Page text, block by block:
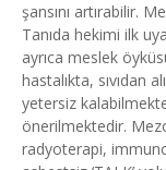
şansını artırabilir.
Tanıda hekimi ilk
ayrıca meslek
hastalıkta, sıvıdan
yetersiz
önerilmektedir.
radyoterapi,